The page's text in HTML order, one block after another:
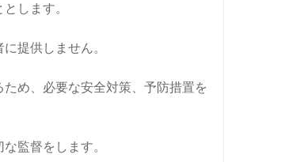
します。
提供しません。
め、必要な安全対策、予防措置を
監督をします。